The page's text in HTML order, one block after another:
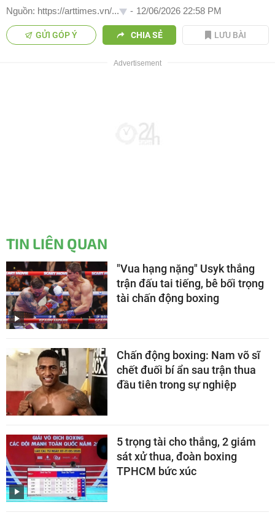
Nguồn: https://arttimes.vn/... - 12/06/2026 22:58 PM
GỬI GÓP Ý CHIA SẺ LƯU BÀI
TIN LIÊN QUAN
"Vua hạng nặng" Usyk thắng
trận đấu tai tiếng, bê bối trọng
tài chấn động boxing
Chấn động boxing: Nam võ sĩ
chết đuối bí ẩn sau trận thua
đầu tiên trong sự nghiệp
5 trọng tài cho thắng, 2 giám
sát xử thua, đoàn boxing
TPHCM bức xúc